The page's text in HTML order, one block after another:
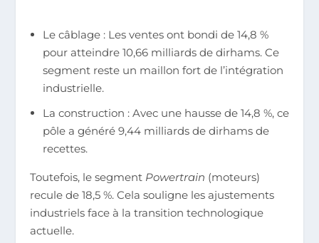
Le câblage : Les ventes ont bondi de 14,8 %
pour atteindre 10,66 milliards de dirhams. Ce
segment reste un maillon fort de l’intégration
industrielle.
La construction : Avec une hausse de 14,8 %, ce
pôle a généré 9,44 milliards de dirhams de
recettes.
Toutefois, le segment Powertrain (moteurs)
recule de 18,5 %. Cela souligne les ajustements
industriels face à la transition technologique
actuelle.